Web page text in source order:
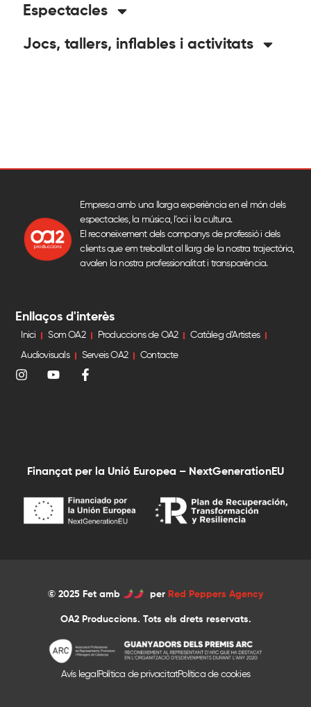
Espectacles
Jocs, tallers, inflables i activitats
Empresa amb una llarga experiència en el món dels
espectacles, la música, l’oci i la cultura.
El reconeixement dels companys de professió i dels
clients que em treballat al llarg de la nostra trajectòria,
avalen la nostra professionalitat i transparència.
Enllaços d'interès
Inici Som OA2 Produccions de OA2 Catàleg d’Artistes
Audiovisuals Serveis OA2 Contacte
Finançat per la Unió Europea – NextGenerationEU
© 2025 Fet amb per Red Peppers Agency
OA2 Produccions. Tots els drets reservats.
Avís legal Política de privacitatPolítica de cookies